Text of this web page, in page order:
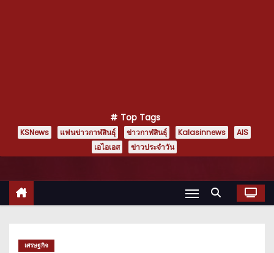
Top Tags
KSNews แฟนข่าวกาฬสินธุ์ ข่าวกาฬสินธุ์ Kalasinnews
AIS
เอไอเอส
ข่าวประจำวัน
เศรษฐกิจ